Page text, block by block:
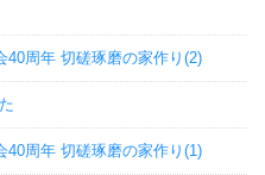
40周年 切磋琢磨の家作り(2)
40周年 切磋琢磨の家作り(1)